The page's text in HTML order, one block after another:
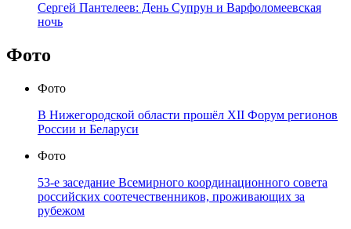
Сергей Пантелеев: День Супрун и Варфоломеевская
ночь
Фото
Фото
В Нижегородской области прошёл XII Форум регионов
России и Беларуси
Фото
53-е заседание Всемирного координационного совета
российских соотечественников, проживающих за
рубежом